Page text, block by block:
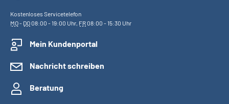
Kostenloses Servicetelefon
MO- DO08:00 - 19:00 Uhr, FR08:00 - 15:30 Uhr
Mein Kundenportal
Nachricht schreiben
Beratung